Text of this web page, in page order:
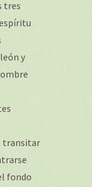
tres
y
transitar
fondo